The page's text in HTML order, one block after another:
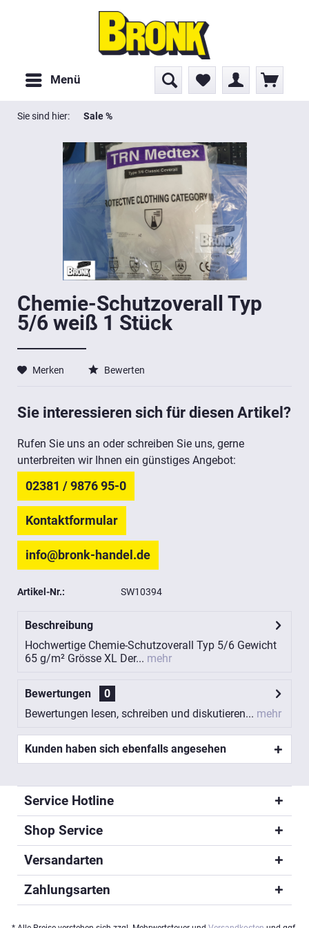
Menü
Sie sind hier: Sale %
Chemie-Schutzoverall Typ
5/6 weiß 1 Stück
Merken Bewerten
Sie interessieren sich für diesen Artikel?
Rufen Sie uns an oder schreiben Sie uns, gerne
unterbreiten wir Ihnen ein günstiges Angebot:
02381 / 9876 95-0
Kontaktformular
info@bronk-handel.de
Artikel-Nr.: SW10394
Beschreibung
Hochwertige Chemie-Schutzoverall Typ 5/6 Gewicht
65 g/m² Grösse XL Der... mehr
Bewertungen
0
Bewertungen lesen, schreiben und diskutieren... mehr
Kunden haben sich ebenfalls angesehen
Service Hotline
Shop Service
Versandarten
Zahlungsarten